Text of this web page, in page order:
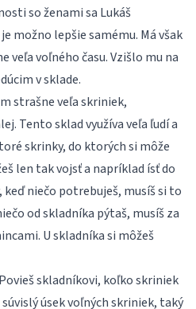
so ženami sa Lukáš
možno lepšie samému. Má však
voľného času. Vzišlo mu na
v sklade.
strašne veľa skriniek,
Tento sklad využíva veľa ľudí a
skrinky, do ktorých si môže
len tak vojsť a napríklad ísť do
keď niečo potrebuješ, musíš si to
od skladníka pýtaš, musíš za
U skladníka si môžeš
Povieš skladníkovi, koľko skriniek
úsek voľných skriniek, taký